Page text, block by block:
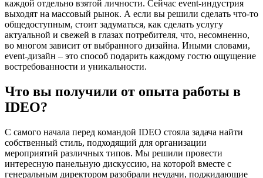
каждой отдельно взятой личности. Сейчас event-индустрия
выходят на массовый рынок. А если вы решили сделать что-то
общедоступным, стоит задуматься, как сделать услугу
актуальной и свежей в глазах потребителя, что, несомненно,
во многом зависит от выбранного дизайна. Иными словами,
event-дизайн – это способ подарить каждому гостю ощущение
востребованности и уникальности.
Что вы получили от опыта работы в
IDEO?
С самого начала перед командой IDEO стояла задача найти
собственный стиль, подходящий для организации
мероприятий различных типов. Мы решили провести
интересную панельную дискуссию, на которой вместе с
генеральным директором разобрали неудачи, поджидающие